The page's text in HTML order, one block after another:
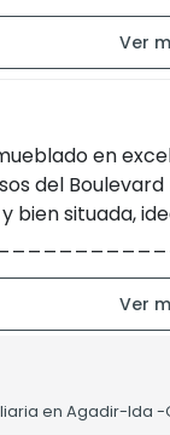
en
del
bien situada,
– 3
2 baños•
con cámaras
en Agadir-Ida -